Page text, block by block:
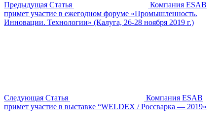
Предыдущая Статья
Компания ESAB
примет участие в ежегодном форуме «Промышленность.
Инновации. Технологии» (Калуга, 26-28 ноября 2019 г.)
Следующая Статья
Компания ESAB
примет участие в выставке “WELDEX / Россварка — 2019»